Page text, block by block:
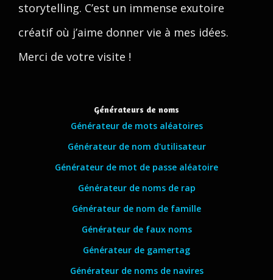
storytelling. C’est un immense exutoire
créatif où j’aime donner vie à mes idées.
Merci de votre visite !
Générateurs de noms
Générateur de mots aléatoires
Générateur de nom d'utilisateur
Générateur de mot de passe aléatoire
Générateur de noms de rap
Générateur de nom de famille
Générateur de faux noms
Générateur de gamertag
Générateur de noms de navires